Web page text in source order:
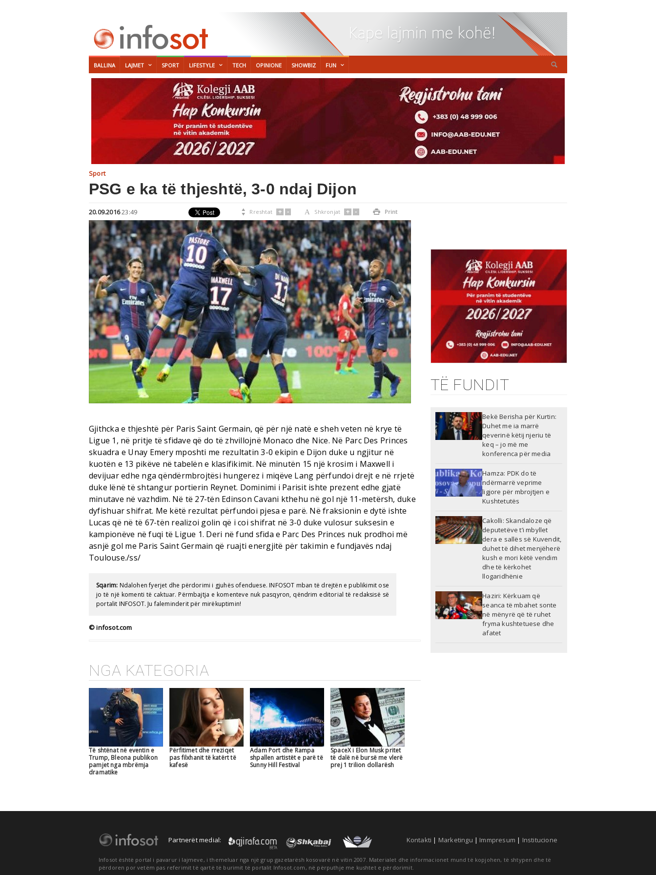
BALLINA LAJMET SPORT LIFESTYLE TECH OPINIONE SHOWBIZ FUN
Sport
PSG e ka të thjeshtë, 3-0 ndaj Dijon
20.09.201623:49  Rreshtat + - A Shkronjat + -  Print
Gjithcka e thjeshtë për Paris Saint Germain, që për një natë e sheh veten në krye të
Ligue 1, në pritje të sfidave që do të zhvillojnë Monaco dhe Nice. Në Parc Des Princes
skuadra e Unay Emery mposhti me rezultatin 3-0 ekipin e Dijon duke u ngjitur në
kuotën e 13 pikëve në tabelën e klasifikimit. Në minutën 15 një krosim i Maxwell i
devijuar edhe nga qëndërmbrojtësi hungerez i miqëve Lang përfundoi drejt e në rrjetë
duke lënë të shtangur portierin Reynet. Dominimi i Parisit ishte prezent edhe gjatë
minutave në vazhdim. Në të 27-tën Edinson Cavani kthehu në gol një 11-metërsh, duke
dyfishuar shifrat. Me këtë rezultat përfundoi pjesa e parë. Në fraksionin e dytë ishte
Lucas që në të 67-tën realizoi golin që i coi shifrat në 3-0 duke vulosur suksesin e
kampionëve në fuqi të Ligue 1. Deri në fund sfida e Parc Des Princes nuk prodhoi më
asnjë gol me Paris Saint Germain që ruajti energjitë për takimin e fundjavës ndaj
Toulouse./ss/
Sqarim: Ndalohen fyerjet dhe përdorimi i gjuhës ofenduese. INFOSOT mban të drejtën e publikimit ose
jo të një komenti të caktuar. Përmbajtja e komenteve nuk pasqyron, qëndrim editorial të redaksisë së
portalit INFOSOT. Ju faleminderit për mirëkuptimin!
© infosot.com
NGA KATEGORIA
Të shtënat në eventin e
Trump, Bleona publikon
pamjet nga mbrëmja
dramatike
Përfitimet dhe rreziqet
pas filxhanit të katërt të
kafesë
Adam Port dhe Rampa
shpallen artistët e parë të
Sunny Hill Festival
SpaceX i Elon Musk pritet
të dalë në bursë me vlerë
prej 1 trilion dollarësh
TË FUNDIT
Bekë Berisha për Kurtin:
Duhet me ia marrë
qeverinë këtij njeriu të
keq – jo më me
konferenca për media
Hamza: PDK do të
ndërmarrë veprime
ligjore për mbrojtjen e
Kushtetutës
Cakolli: Skandaloze që
deputetëve t’i mbyllet
dera e sallës së Kuvendit,
duhet të dihet menjëherë
kush e mori këtë vendim
dhe të kërkohet
llogaridhënie
Haziri: Kërkuam që
seanca të mbahet sonte
në mënyrë që të ruhet
fryma kushtetuese dhe
afatet
Partnerët medial: Kontakti | Marketingu | Immpresum | Institucione
Infosot është portal i pavarur i lajmeve, i themeluar nga një grup gazetarësh kosovarë në vitin 2007. Materialet dhe informacionet mund të kopjohen, të shtypen dhe të
përdoren por vetëm pas referimit të qartë të burimit të portalit Infosot.com, në përputhje me kushtet e përdorimit.